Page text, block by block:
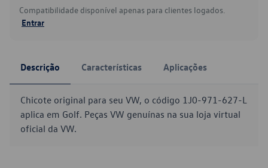
Compatibilidade disponível apenas para clientes logados.
Entrar
Descrição Características Aplicações
Chicote original para seu VW, o código 1J0-971-627-L
aplica em Golf. Peças VW genuínas na sua loja virtual
oficial da VW.